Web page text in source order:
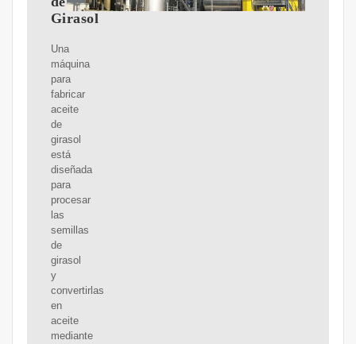
Girasol
Una
máquina
para
fabricar
aceite
de
girasol
está
diseñada
para
procesar
las
semillas
de
girasol
y
convertirlas
en
aceite
mediante